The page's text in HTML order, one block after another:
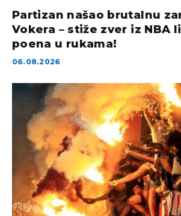
Partizan našao brutalnu
Vokera – stiže zver iz NBA
poena u rukama!
06.08.2026